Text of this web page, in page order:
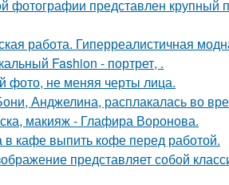
фотографии представлен
работа. Гиперреалистичная
Fashion - портрет, .
фото, не меняя черты лица.
Анджелина, расплакалась во
макияж - Глафира Воронова.
кафе выпить кофе перед работой.
представляет собой